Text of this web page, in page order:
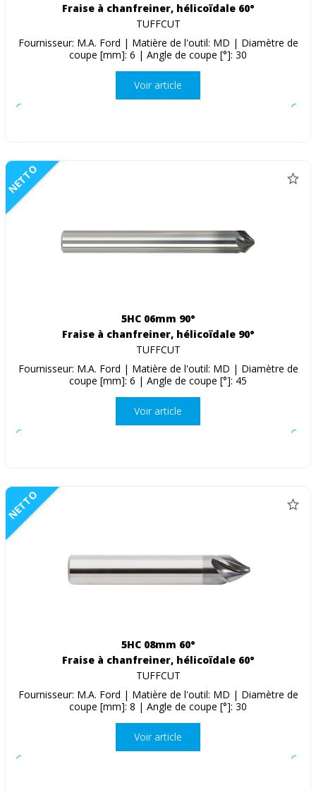
Fraise à chanfreiner, hélicoïdale 60°
TUFFCUT
Fournisseur: M.A. Ford | Matière de l'outil: MD | Diamètre de
coupe [mm]: 6 | Angle de coupe [°]: 30
Voir article
NETTO
5HC 06mm 90°
Fraise à chanfreiner, hélicoïdale 90°
TUFFCUT
Fournisseur: M.A. Ford | Matière de l'outil: MD | Diamètre de
coupe [mm]: 6 | Angle de coupe [°]: 45
Voir article
NETTO
5HC 08mm 60°
Fraise à chanfreiner, hélicoïdale 60°
TUFFCUT
Fournisseur: M.A. Ford | Matière de l'outil: MD | Diamètre de
coupe [mm]: 8 | Angle de coupe [°]: 30
Voir article